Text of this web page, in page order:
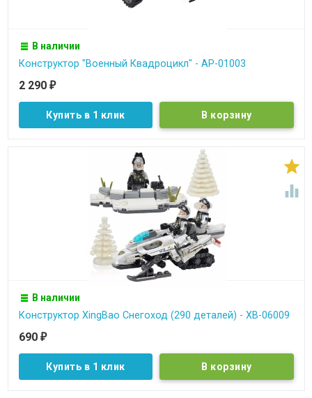
В наличии
Конструктор "Военный Квадроцикл" - АР-01003
2 290 ₽
Купить в 1 клик


В наличии
Конструктор XingBao Снегоход (290 деталей) - XB-06009
690 ₽
Купить в 1 клик